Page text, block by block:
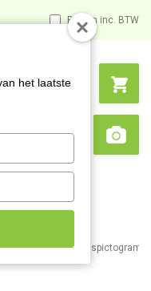
Prijzen inc. BTW
Search
het laatste